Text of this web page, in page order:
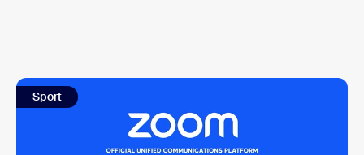
Sport